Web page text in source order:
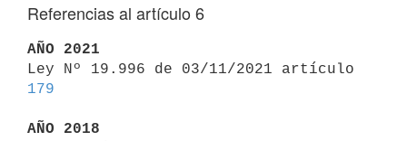
Referencias al artículo 6
AÑO 2021
179
AÑO 2018